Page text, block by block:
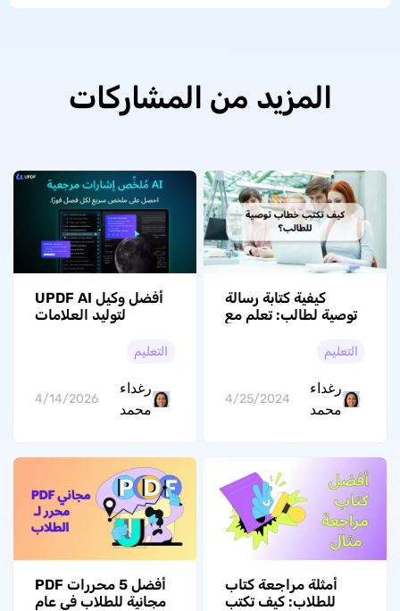
المزيد من المشاركات
كيفية كتابة رسالة
توصية لطالب: تعلم مع
التعليم
رغداء
محمد
4/25/2024
أفضل وكيل UPDF AI
لتوليد العلامات
التعليم
رغداء
محمد
4/14/2026
أمثلة مراجعة كتاب
للطلاب: كيف تكتب
أفضل 5 محررات PDF
مجانية للطلاب في عام